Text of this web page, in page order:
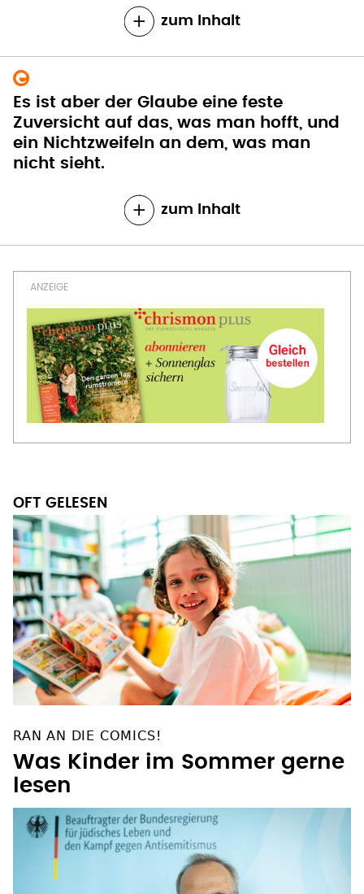
zum Inhalt
Es ist aber der Glaube eine feste
Zuversicht auf das, was man hofft, und
ein Nichtzweifeln an dem, was man
nicht sieht.
zum Inhalt
OFT GELESEN
RAN AN DIE COMICS!
Was Kinder im Sommer gerne
lesen